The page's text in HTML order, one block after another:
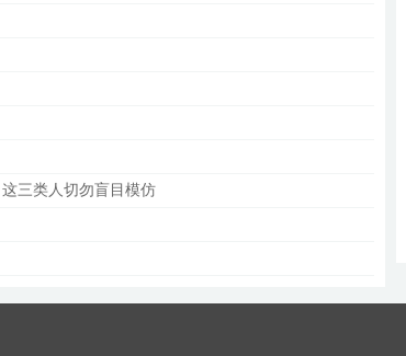
三类人切勿盲目模仿